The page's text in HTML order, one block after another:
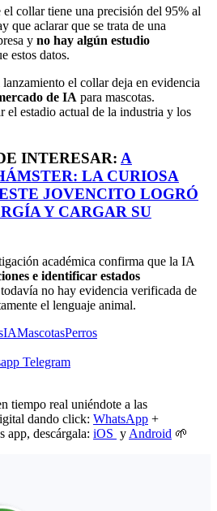
collar tiene una precisión del 95% al
que aclarar que se trata de una
y no hay algún estudio
estos datos.
el collar deja en evidencia
de IA para mascotas.
el estadio actual de la industria y los
INTERESAR: A
LA CURIOSA
JOVENCITO LOGRÓ
Y CARGAR SU
académica confirma que la IA
e identificar estados
no hay evidencia verificada de
el lenguaje animal.
IAMascotasPerros
Telegram
tiempo real uniéndote a las
dando click: WhatsApp +
app, descárgala: iOS y Android 🌱